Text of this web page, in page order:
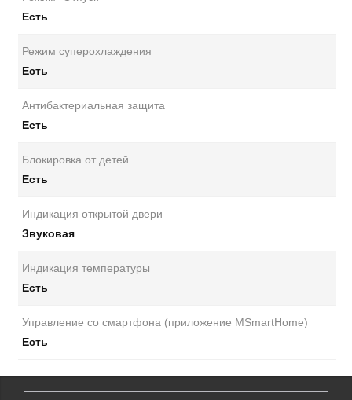
Есть
Режим суперохлаждения
Есть
Антибактериальная защита
Есть
Блокировка от детей
Есть
Индикация открытой двери
Звуковая
Индикация температуры
Есть
Управление со смартфона (приложение MSmartHome)
Есть